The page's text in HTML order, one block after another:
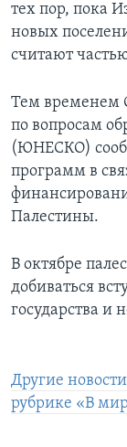
тех пор, пока
новых
считают
Тем временем
по вопросам
(ЮНЕСКО)
программ в
Палестины.
В октябре
добиваться
государства и
Другие
рубрике «В